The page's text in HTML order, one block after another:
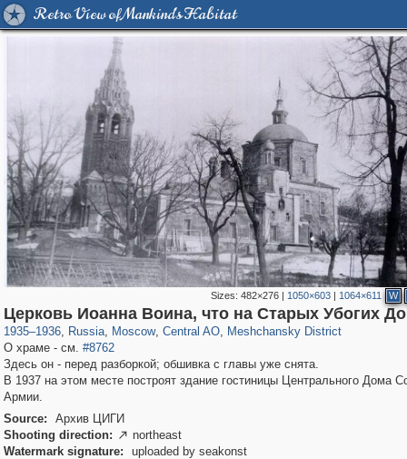
Retro View of Mankind's Habitat
Sizes:482×276 | 1050×603 | 1064×611 W
Церковь Иоанна Воина, что на Старых Убогих
1935–1936, Russia
1,407,361 29,248
, Moscow
319,882 8,286
, Central AO
160,021 5,916
, Meshchansky District
10,193 264
О храме - см. #8762
Здесь он - перед разборкой; обшивка с главы уже снята.
В 1937 на этом месте построят здание гостиницы Центрального Дома
Армии.
Source:
Архив ЦИГИ
Shooting direction:  northeast
Watermark signature:
uploaded by seakonst